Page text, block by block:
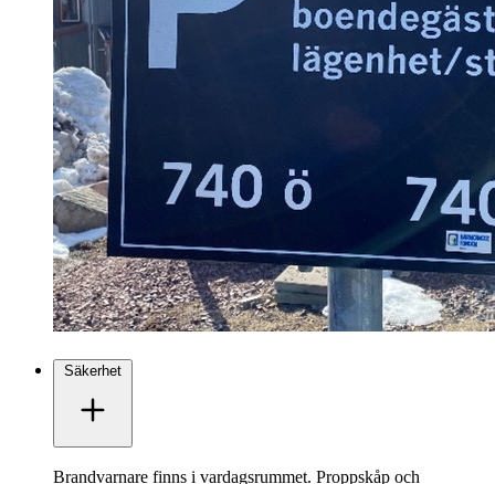
Säkerhet
Brandvarnare finns i vardagsrummet. Proppskåp och